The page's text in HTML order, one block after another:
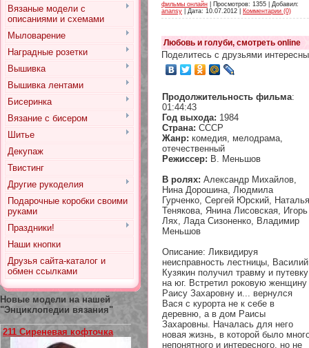
Вязаные модели с
описаниями и схемами
Мыловарение
Наградные розетки
Вышивка
Вышивка лентами
Бисеринка
Вязание с бисером
Шитье
Декупаж
Твистинг
Другие рукоделия
Подарочные коробки своими
руками
Праздники!
Наши кнопки
Друзья сайта-каталог и
обмен ссылками
Новые модели на нашей
"Энциклопедии вязания"
211 Сиреневая кофточка
фильмы онлайн | Просмотров: 1355 | Добавил:
anansy | Дата: 10.07.2012 Комментарии (0)
Любовь и голуби, смотреть online
Поделитесь с друзьями
Продолжительность фильма:
01:44:43
Год выхода: 1984
Страна: СССР
Жанр: комедия, мелодрама,
отечественный
Режиссер: В. Меньшов
В ролях: Александр Михайлов,
Нина Дорошина, Людмила
Гурченко, Сергей Юрский, Наталья
Тенякова, Янина Лисовская, Игорь
Лях, Лада Сизоненко, Владимир
Меньшов
Описание: Ликвидируя
неисправность лестницы, Василий
Кузякин получил травму и путевку
на юг. Встретил роковую женщину
Раису Захаровну и... вернулся
Вася с курорта не к себе в
деревню, а в дом Раисы
Захаровны. Началась для него
новая жизнь, в которой было
непонятного и интересного, но не